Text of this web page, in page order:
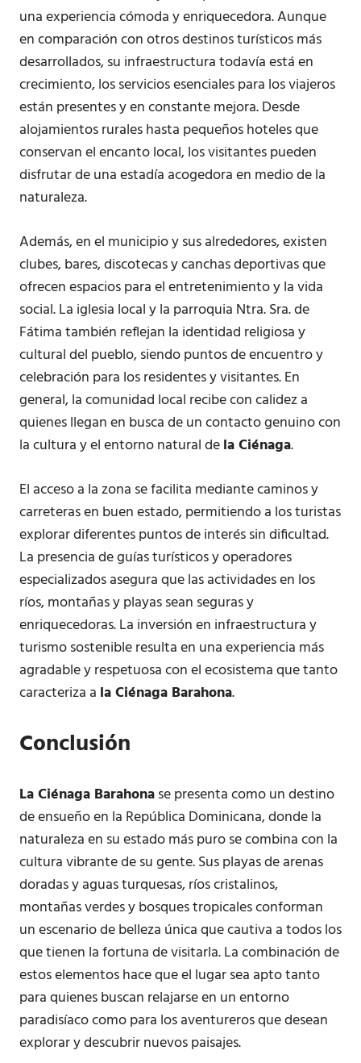
una experiencia cómoda y enriquecedora. Aunque
en comparación con otros destinos turísticos más
desarrollados, su infraestructura todavía está en
crecimiento, los servicios esenciales para los viajeros
están presentes y en constante mejora. Desde
alojamientos rurales hasta pequeños hoteles que
conservan el encanto local, los visitantes pueden
disfrutar de una estadía acogedora en medio de la
naturaleza.
Además, en el municipio y sus alrededores, existen
clubes, bares, discotecas y canchas deportivas que
ofrecen espacios para el entretenimiento y la vida
social. La iglesia local y la parroquia Ntra. Sra. de
Fátima también reflejan la identidad religiosa y
cultural del pueblo, siendo puntos de encuentro y
celebración para los residentes y visitantes. En
general, la comunidad local recibe con calidez a
quienes llegan en busca de un contacto genuino con
la cultura y el entorno natural dela Ciénaga.
El acceso a la zona se facilita mediante caminos y
carreteras en buen estado, permitiendo a los turistas
explorar diferentes puntos de interés sin dificultad.
La presencia de guías turísticos y operadores
especializados asegura que las actividades en los
ríos, montañas y playas sean seguras y
enriquecedoras. La inversión en infraestructura y
turismo sostenible resulta en una experiencia más
agradable y respetuosa con el ecosistema que tanto
caracteriza a la Ciénaga Barahona.
Conclusión
La Ciénaga Barahonase presenta como un destino
de ensueño en la República Dominicana, donde la
naturaleza en su estado más puro se combina con la
cultura vibrante de su gente. Sus playas de arenas
doradas y aguas turquesas, ríos cristalinos,
montañas verdes y bosques tropicales conforman
un escenario de belleza única que cautiva a todos los
que tienen la fortuna de visitarla. La combinación de
estos elementos hace que el lugar sea apto tanto
para quienes buscan relajarse en un entorno
paradisíaco como para los aventureros que desean
explorar y descubrir nuevos paisajes.